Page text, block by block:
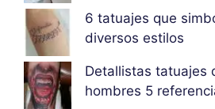
6 tatuajes que
diversos estilos
Detallistas tatuajes
hombres 5